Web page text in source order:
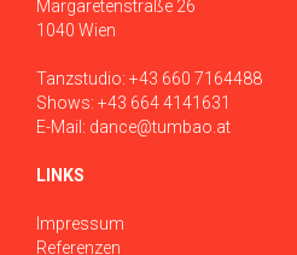
Margaretenstraße 26
1040 Wien
Tanzstudio: +43 660 7164488
Shows: +43 664 4141631
E-Mail: dance@tumbao.at
LINKS
Impressum
Referenzen